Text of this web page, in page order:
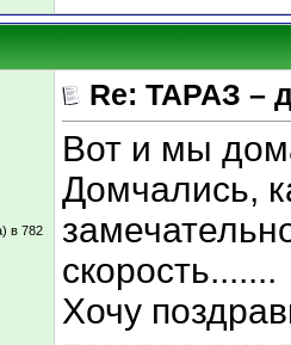
в 782
Re: ТАРАЗ –
Вот и мы
Домчались,
скорость.......
Хочу